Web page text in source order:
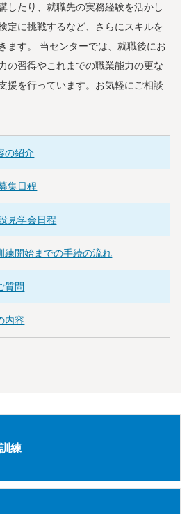
したり、就職先の実務経験を活かし
定に挑戦するなど、さらにスキルを
ます。 当センターでは、就職後にお
の習得やこれまでの職業能力の更な
援を行っています。お気軽にご相談
の紹介
集日程
見学会日程
練開始までの手続の流れ
質問
内容
練